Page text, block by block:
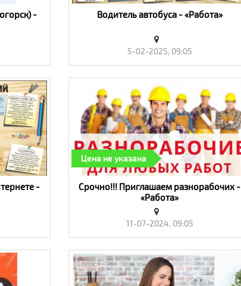
-
Водитель автобуса - «Работа»
5-02-2025, 09:05
-
Цена не указана
Срочно!!! Приглашаем разнорабочих -
«Работа»
11-07-2024, 09:05